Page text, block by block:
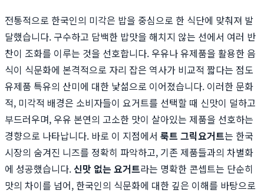
전통적으로 한국인의 미각은 밥을 중심으로 한 식단에 맞춰져 발
달했습니다. 구수하고 담백한 밥맛을 해치지 않는 선에서 여러 반
찬이 조화를 이루는 것을 선호합니다. 우유나 유제품을 활용한 음
식이 식문화에 본격적으로 자리 잡은 역사가 비교적 짧다는 점도
유제품 특유의 산미에 대한 낯섦으로 이어졌습니다. 이러한 문화
적, 미각적 배경은 소비자들이 요거트를 선택할 때 신맛이 덜하고
부드러우며, 우유 본연의 고소한 맛이 살아있는 제품을 선호하는
경향으로 나타납니다. 바로 이 지점에서 룩트 그릭요거트는 한국
시장의 숨겨진 니즈를 정확히 파악하고, 기존 제품들과의 차별화
에 성공했습니다.신맛 없는 요거트라는 명확한 콘셉트는 단순히
맛의 차이를 넘어, 한국인의 식문화에 대한 깊은 이해를 바탕으로